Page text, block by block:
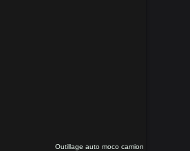
Outillage auto moco camion